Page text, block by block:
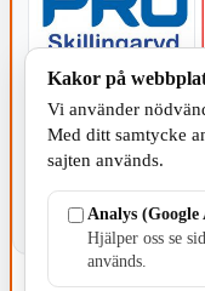
KOMMUNEN
Kakor på
Vi använder
Med ditt samtycke
sajten används.
Analys (Google
Hjälper oss se
används.